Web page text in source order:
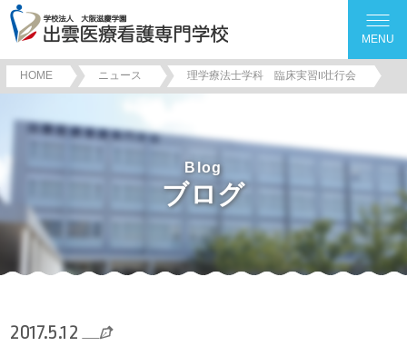
MENU
HOME ニュース 理学療法士学科 臨床実習Ⅱ壮行会
Blog
ブログ
2017.5.12